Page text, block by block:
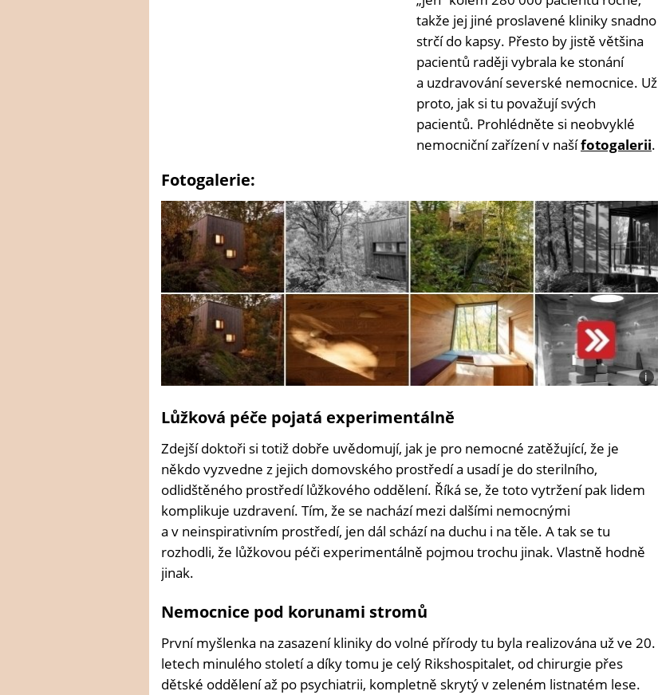
takže jej jiné proslavené kliniky snadno
strčí do kapsy. Přesto by jistě většina
pacientů raději vybrala ke stonání
a uzdravování severské nemocnice. Už
proto, jak si tu považují svých
pacientů. Prohlédněte si neobvyklé
nemocniční zařízení v našífotogalerii.
Fotogalerie:
i
Lůžková péče pojatá experimentálně
Zdejší doktoři si totiž dobře uvědomují, jak je pro nemocné zatěžující, že je
někdo vyzvedne z jejich domovského prostředí a usadí je do sterilního,
odlidštěného prostředí lůžkového oddělení. Říká se, že toto vytržení pak lidem
komplikuje uzdravení. Tím, že se nachází mezi dalšími nemocnými
a v neinspirativním prostředí, jen dál schází na duchu i na těle. A tak se tu
rozhodli, že lůžkovou péči experimentálně pojmou trochu jinak. Vlastně hodně
jinak.
Nemocnice pod korunami stromů
První myšlenka na zasazení kliniky do volné přírody tu byla realizována už ve 20.
letech minulého století a díky tomu je celý Rikshospitalet, od chirurgie přes
dětské oddělení až po psychiatrii, kompletně skrytý v zeleném listnatém lese.